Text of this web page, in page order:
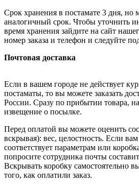
Срок хранения в постамате 3 дня, но
аналогичный срок. Чтобы уточнить
время хранения зайдите на сайт
номер заказа и телефон и следуйте
Почтовая доставка
Если в вашем городе не действует
постаматы, то вы можете заказать
России. Сразу по прибытии товара,
извещение о посылке.
Перед оплатой вы можете оценить
вскрывая): вес, целостность. Если вам
соответствует параметрам или
попросите сотрудника почты
Вскрывать коробку самостоятельно
того, как оплатили заказ.